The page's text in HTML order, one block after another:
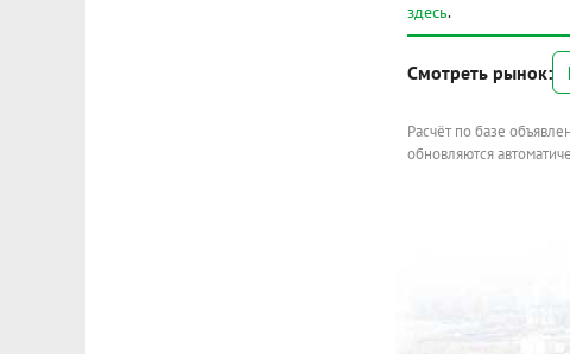
здесь.
Смотреть рынок:
Расчёт по базе
обновляются